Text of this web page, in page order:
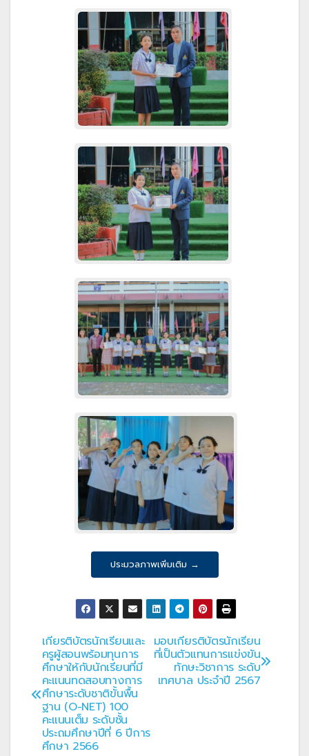
ประมวลภาพเพิ่มเติม →
แนะแนว
เรื่อง
มอบเกียรติบัตรนักเรียน
ที่เป็นตัวแทนการแข่งขัน
ทักษะวิชาการ ระดับ
เทศบาล ประจำปี 2567
เกียรติบัตรนักเรียนและ
ครูผู้สอนพร้อมทุนการ
ศึกษาให้กับนักเรียนที่มี
คะแนนทดสอบทางการ
ศึกษาระดับชาติขั้นพื้น
ฐาน (O-NET) 100
คะแนนเต็ม ระดับชั้น
ประถมศึกษาปีที่ 6 ปีการ
ศึกษา 2566